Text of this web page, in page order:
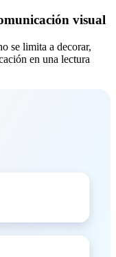
visual
se limita a decorar,
en una lectura